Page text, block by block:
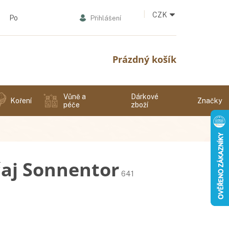
Podmínky ochrany osobních údajů CZK
Přihlášení
Nákupní
košík
Prázdný košík
Koření
Vůně a
péče
Dárkové
zboží
Značky
Sonnentor 641